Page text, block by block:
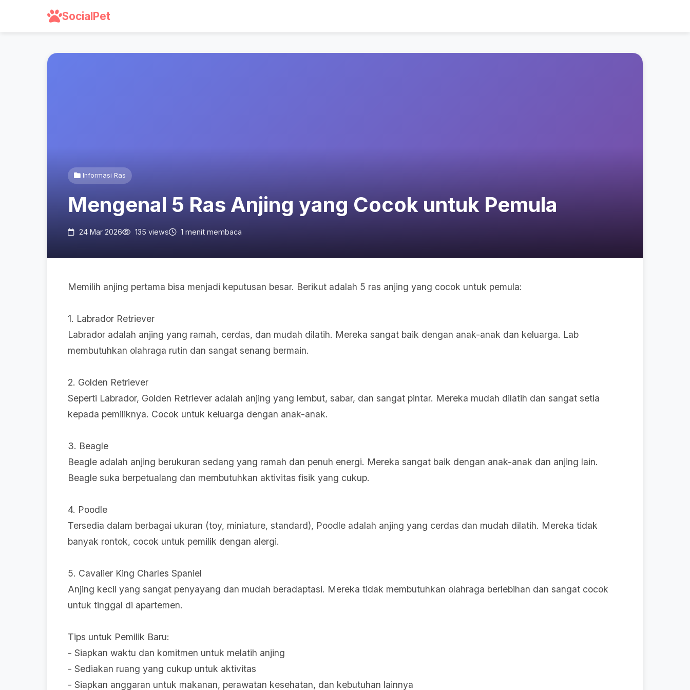
SocialPet
Informasi Ras
Mengenal 5 Ras Anjing yang Cocok untuk Pemula
24 Mar 2026 135 views 1 menit membaca
Memilih anjing pertama bisa menjadi keputusan besar. Berikut adalah 5 ras anjing yang cocok untuk pemula:
1. Labrador Retriever
Labrador adalah anjing yang ramah, cerdas, dan mudah dilatih. Mereka sangat baik dengan anak-anak dan keluarga. Lab
membutuhkan olahraga rutin dan sangat senang bermain.
2. Golden Retriever
Seperti Labrador, Golden Retriever adalah anjing yang lembut, sabar, dan sangat pintar. Mereka mudah dilatih dan sangat setia
kepada pemiliknya. Cocok untuk keluarga dengan anak-anak.
3. Beagle
Beagle adalah anjing berukuran sedang yang ramah dan penuh energi. Mereka sangat baik dengan anak-anak dan anjing lain.
Beagle suka berpetualang dan membutuhkan aktivitas fisik yang cukup.
4. Poodle
Tersedia dalam berbagai ukuran (toy, miniature, standard), Poodle adalah anjing yang cerdas dan mudah dilatih. Mereka tidak
banyak rontok, cocok untuk pemilik dengan alergi.
5. Cavalier King Charles Spaniel
Anjing kecil yang sangat penyayang dan mudah beradaptasi. Mereka tidak membutuhkan olahraga berlebihan dan sangat cocok
untuk tinggal di apartemen.
Tips untuk Pemilik Baru:
- Siapkan waktu dan komitmen untuk melatih anjing
- Sediakan ruang yang cukup untuk aktivitas
- Siapkan anggaran untuk makanan, perawatan kesehatan, dan kebutuhan lainnya